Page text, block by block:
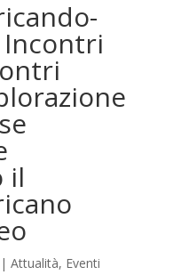
Incontri
il
| Attualità, Eventi